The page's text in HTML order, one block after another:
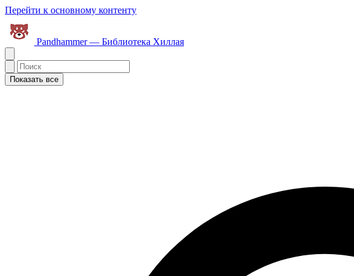
Перейти к основному контенту
Pandhammer — Библиотека Хиллая
Показать все